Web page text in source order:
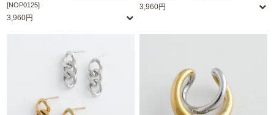
[NOP0125]
3,960円
3,960円